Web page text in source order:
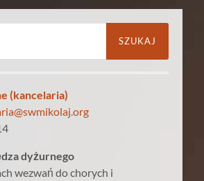
(kancelaria)
dyżurnego
wezwań do chorych i